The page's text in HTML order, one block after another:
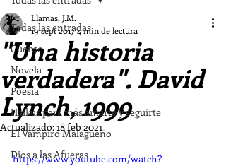
Todas las entradas
Cuento
Novela
Poesía
Haikus para más amarte y seguirte
El Vampiro Malagueño
Dios a las Afueras
"Una historia
verdadera". David
Lynch, 1999
Llamas, J.M.
19 sept 20174 min de lectura
Actualizado:18 feb 2021
https://www.youtube.com/watch?